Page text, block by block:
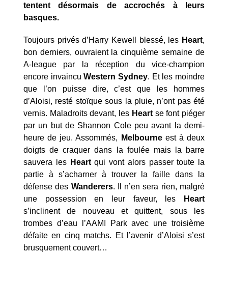
tentent désormais de accrochés à leurs
basques.
Toujours privés d’Harry Kewell blessé, les Heart,
bon derniers, ouvraient la cinquième semaine de
A-league par la réception du vice-champion
encore invaincuWestern Sydney. Et les moindre
que l’on puisse dire, c’est que les hommes
d’Aloisi, resté stoïque sous la pluie, n’ont pas été
vernis. Maladroits devant, les Heartse font piéger
par un but de Shannon Cole peu avant la demi-
heure de jeu. Assommés,
Melbourneest à deux
doigts de craquer dans la foulée mais la barre
sauvera les Heartqui vont alors passer toute la
partie à s’acharner à trouver la faille dans la
défense des Wanderers. Il n’en sera rien, malgré
une possession en leur faveur, les
Heart
s’inclinent de nouveau et quittent, sous les
trombes d’eau l’AAMI Park avec une troisième
défaite en cinq matchs. Et l’avenir d’Aloisi s’est
brusquement couvert…